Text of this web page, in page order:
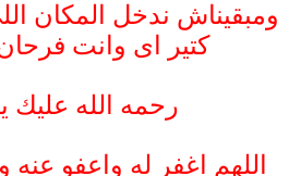
ومبقيناش ندخل المكان
كتير اى وانت
رحمه الله عليك
اللهم اغفر له واعفو